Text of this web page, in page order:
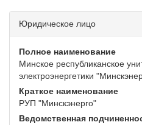
Юридическое лицо
Полное наименование
Минское республиканское
электроэнергетики
Краткое наименование
РУП "Минскэнерго"
Ведомственная